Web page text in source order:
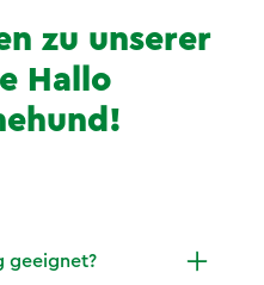
zu unserer
Hallo
geeignet?